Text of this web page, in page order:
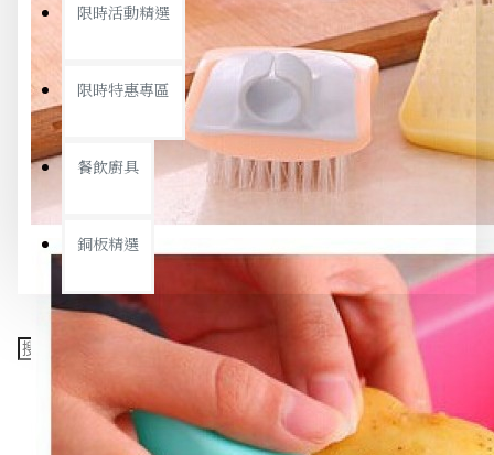
限時活動精選
限時特惠專區
餐飲廚具
銅板精選